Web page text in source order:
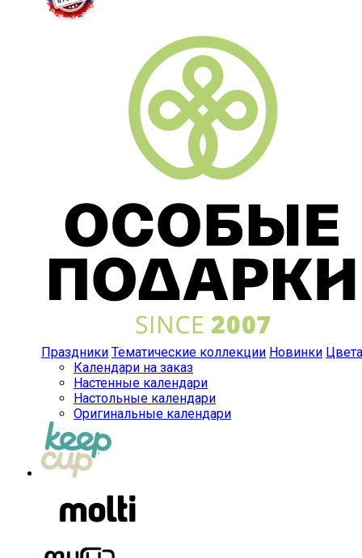
Праздники Тематические коллекции Новинки Цвета
Календари на заказ
Настенные календари
Настольные календари
Оригинальные календари